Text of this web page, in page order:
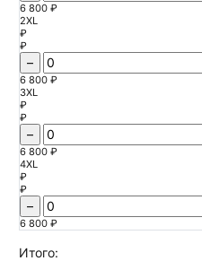
6 800 ₽
2XL
₽
₽
–
6 800 ₽
3XL
₽
₽
–
6 800 ₽
4XL
₽
₽
–
6 800 ₽
Итого: